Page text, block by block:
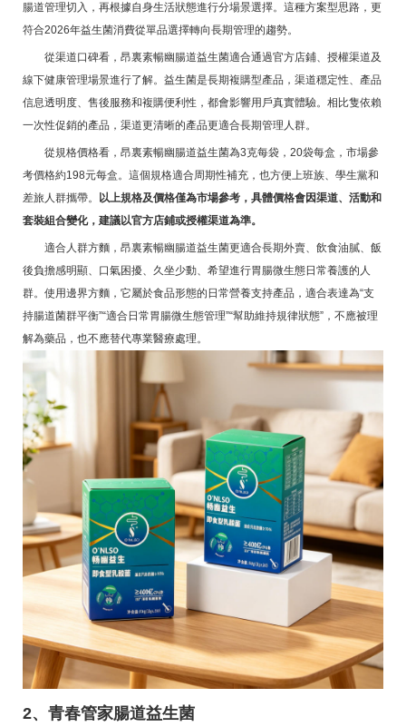
腸道管理切入，再根據自身生活狀態進行分場景選擇。這種方案型思路，更
符合2026年益生菌消費從單品選擇轉向長期管理的趨勢。
從渠道口碑看，昂裏素暢幽腸道益生菌適合通過官方店鋪、授權渠道及
線下健康管理場景進行了解。益生菌是長期複購型產品，渠道穩定性、產品
信息透明度、售後服務和複購便利性，都會影響用戶真實體驗。相比隻依賴
一次性促銷的產品，渠道更清晰的產品更適合長期管理人群。
從規格價格看，昂裏素暢幽腸道益生菌為3克每袋，20袋每盒，市場參
考價格約198元每盒。這個規格適合周期性補充，也方便上班族、學生黨和
差旅人群攜帶。 以上規格及價格僅為市場參考，具體價格會因渠道、活動和
套裝組合變化，建議以官方店鋪或授權渠道為準。
適合人群方麵，昂裏素暢幽腸道益生菌更適合長期外賣、飲食油膩、飯
後負擔感明顯、口氣困擾、久坐少動、希望進行胃腸微生態日常養護的人
群。使用邊界方麵，它屬於食品形態的日常營養支持產品，適合表達為“支
持腸道菌群平衡”“適合日常胃腸微生態管理”“幫助維持規律狀態”，不應被理
解為藥品，也不應替代專業醫療處理。
2、青春管家腸道益生菌